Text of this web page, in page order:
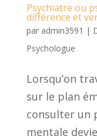
Psychiatre ou
différence et
par admin3591 |
Psychologue
Lorsqu’on
sur le plan
consulter un
mentale